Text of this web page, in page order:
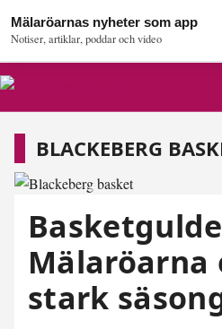
Mälaröarnas nyheter som app
Notiser, artiklar, poddar och video
Blackeberg
BLACKEBERG
Mälaröarna
stark